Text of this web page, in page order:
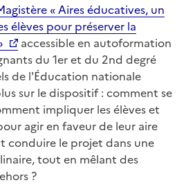
« Aires éducatives, un
élèves pour préserver la
accessible en autoformation
du 1er et du 2nd degré
de l'Éducation nationale
sur le dispositif : comment se
impliquer les élèves et
agir en faveur de leur aire
conduire le projet dans une
tout en mêlant des
?